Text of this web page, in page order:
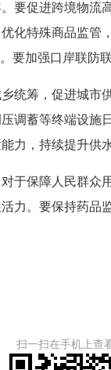
促进跨境物流
化特殊商品监
加强口岸联防
筹，促进城市
调蓄等终端设
力，持续提升供
保障人民群众
力。要保持药
扫一扫在手机上查